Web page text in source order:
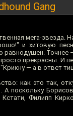
Gang
мега-
и хитовую
равнодушен. Точнее
прекрасны. И
— а в ответ
как это так,
поскольку
Филипп